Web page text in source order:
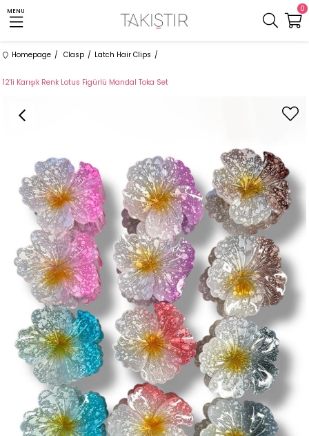
MENU 0
Homepage Clasp Latch Hair Clips
12'li Karışık Renk Lotus Figürlü Mandal Toka Set